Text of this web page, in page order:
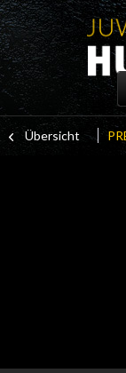
Übersicht